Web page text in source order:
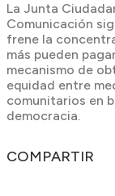
La Junta
Comunicación
frene la
más pueden
mecanismo de
equidad entre
comunitarios en
democracia.
COMPARTIR